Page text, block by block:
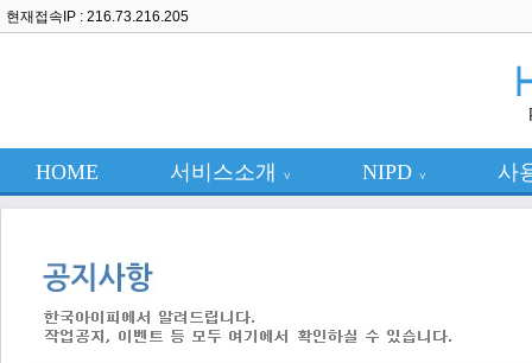
현재접속IP : 216.73.216.205
HOME 서비스소개 ∨ NIPD ∨ 사